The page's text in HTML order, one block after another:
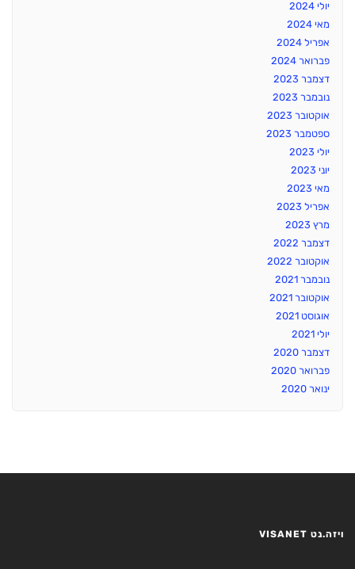
יולי 2024
מאי 2024
אפריל 2024
פברואר 2024
דצמבר 2023
נובמבר 2023
אוקטובר 2023
ספטמבר 2023
יולי 2023
יוני 2023
מאי 2023
אפריל 2023
מרץ 2023
דצמבר 2022
אוקטובר 2022
נובמבר 2021
אוקטובר 2021
אוגוסט 2021
יולי 2021
דצמבר 2020
פברואר 2020
ינואר 2020
ויזה.נט VISANET